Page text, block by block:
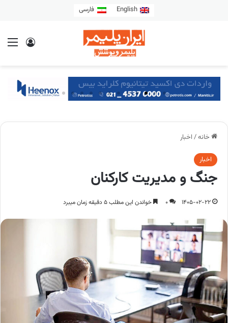
English فارسی
خانه/ اخبار
اخبار
جنگ و مدیریت کارکنان
1405-02-22
0 خواندن این مطلب 5 دقیقه زمان میبرد